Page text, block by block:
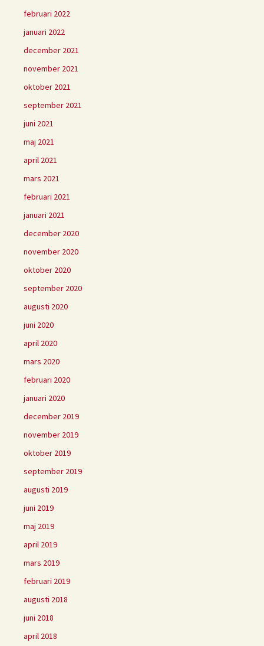
februari 2022
januari 2022
december 2021
november 2021
oktober 2021
september 2021
juni 2021
maj 2021
april 2021
mars 2021
februari 2021
januari 2021
december 2020
november 2020
oktober 2020
september 2020
augusti 2020
juni 2020
april 2020
mars 2020
februari 2020
januari 2020
december 2019
november 2019
oktober 2019
september 2019
augusti 2019
juni 2019
maj 2019
april 2019
mars 2019
februari 2019
augusti 2018
juni 2018
april 2018